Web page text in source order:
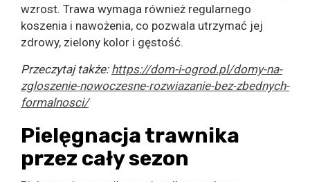
wzrost. Trawa wymaga również regularnego
koszenia i nawożenia, co pozwala utrzymać jej
zdrowy, zielony kolor i gęstość.
Przeczytaj także: https://dom-i-ogrod.pl/domy-na-
zgloszenie-nowoczesne-rozwiazanie-bez-zbednych-
formalnosci/
Pielęgnacja trawnika
przez cały sezon